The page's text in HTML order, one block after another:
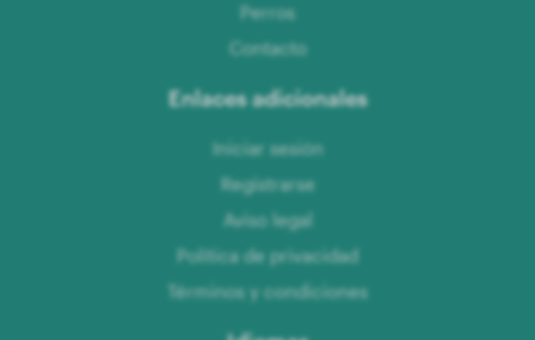
Perros
Contacto
Enlaces adicionales
Iniciar sesión
Registrarse
Aviso legal
Política de privacidad
Términos y condiciones